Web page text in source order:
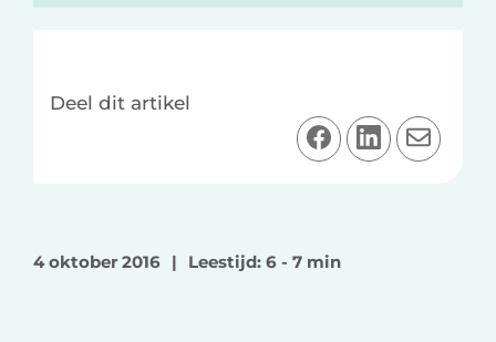
Deel dit artikel
D
e
o
D
e
D
e
4 oktober 2016 | Leestijd: 6 - 7 min